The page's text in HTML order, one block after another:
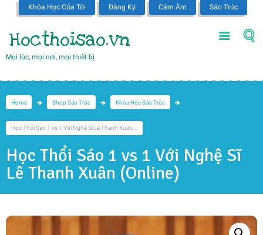
Khóa Học Của Tôi Đăng Ký Cảm Âm Sáo Trúc
Hocthoisao.vn
Mọi lúc, mọi nơi, mọi thiết bị
Home Shop Sáo Trúc Khóa Học Sáo Trúc
Học Thổi Sáo 1 vs 1 Với Nghệ Sĩ Lê Thanh Xuân...
Học Thổi Sáo 1 vs 1 Với Nghệ Sĩ
Lê Thanh Xuân (Online)